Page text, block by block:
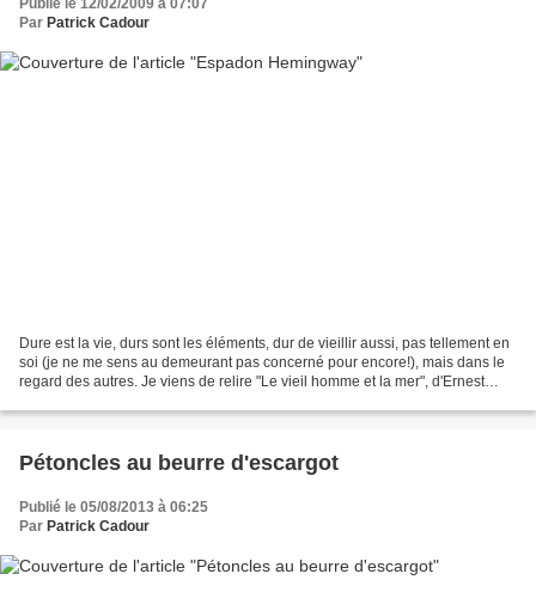
Publié le 12/02/2009 à 07:07
Par Patrick Cadour
Dure est la vie, durs sont les éléments, dur de vieillir aussi, pas tellement en
soi (je ne me sens au demeurant pas concerné pour encore!), mais dans le
regard des autres. Je viens de relire "Le vieil homme et la mer", d'Ernest
Pétoncles au beurre d'escargot
Publié le 05/08/2013 à 06:25
Par Patrick Cadour